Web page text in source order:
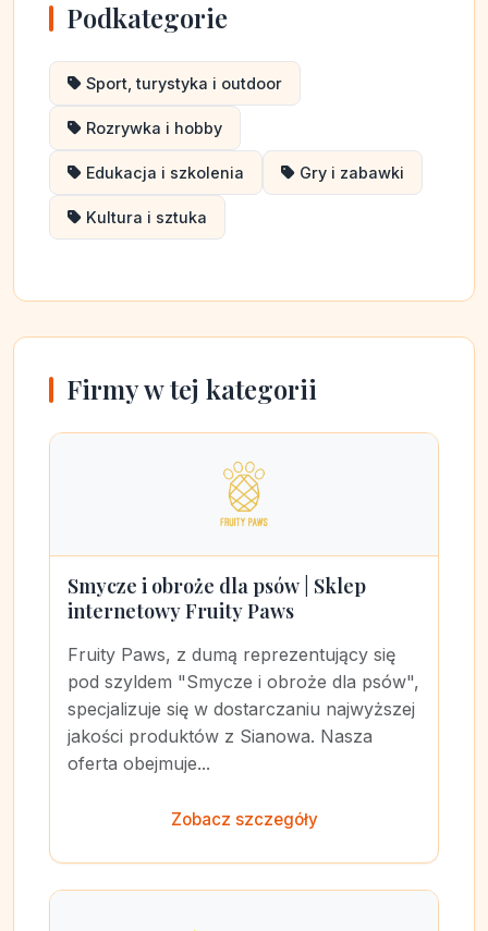
Podkategorie
Sport, turystyka i outdoor
Rozrywka i hobby
Edukacja i szkolenia Gry i zabawki
Kultura i sztuka
Firmy w tej kategorii
Smycze i obroże dla psów | Sklep
internetowy Fruity Paws
Fruity Paws, z dumą reprezentujący się
pod szyldem "Smycze i obroże dla psów",
specjalizuje się w dostarczaniu najwyższej
jakości produktów z Sianowa. Nasza
oferta obejmuje...
Zobacz szczegóły